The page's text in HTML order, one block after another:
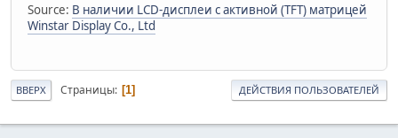
Source: В наличии LCD-дисплеи с активной (TFT) матрицей
Winstar Display Co., Ltd
ВВЕРХ Страницы 1 ДЕЙСТВИЯ ПОЛЬЗОВАТЕЛЕЙ